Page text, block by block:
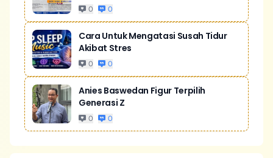
0 0
Cara Untuk Mengatasi Susah Tidur
Akibat Stres
0 0
Anies Baswedan Figur Terpilih
Generasi Z
0 0